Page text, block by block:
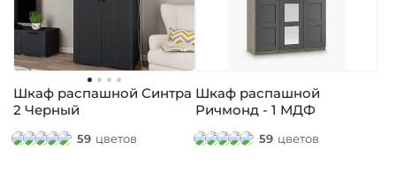
Шкаф распашной Синтра
2 Черный
59 цветов
Шкаф распашной
Ричмонд - 1 МДФ
59 цветов